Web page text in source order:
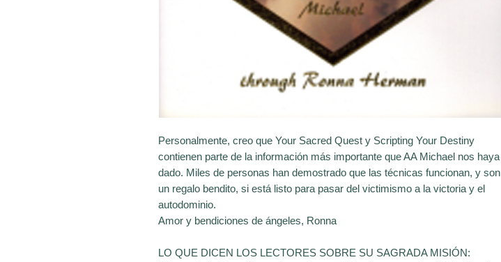
Personalmente, creo que Your Sacred Quest y Scripting Your Destiny
contienen parte de la información más importante que AA Michael nos haya
dado. Miles de personas han demostrado que las técnicas funcionan, y son
un regalo bendito, si está listo para pasar del victimismo a la victoria y el
autodominio.
Amor y bendiciones de ángeles, Ronna
LO QUE DICEN LOS LECTORES SOBRE SU SAGRADA MISIÓN: